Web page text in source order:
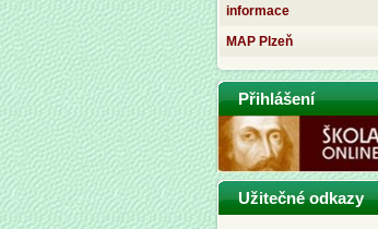
informace
MAP Plzeň
Přihlášení
Užitečné odkazy